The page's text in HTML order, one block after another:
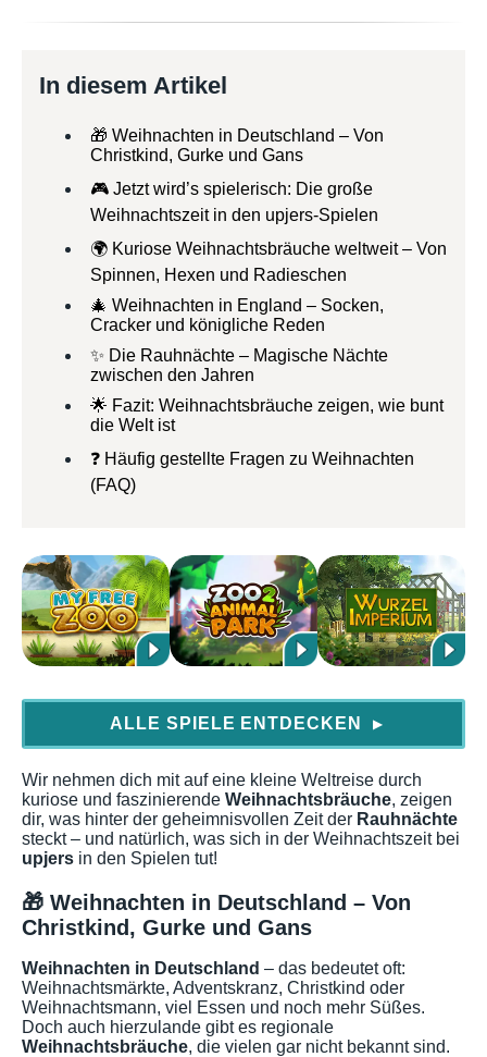
In diesem Artikel
🎁 Weihnachten in Deutschland – Von
Christkind, Gurke und Gans
🎮 Jetzt wird’s spielerisch: Die große
Weihnachtszeit in den upjers-Spielen
🌍 Kuriose Weihnachtsbräuche weltweit – Von
Spinnen, Hexen und Radieschen
🎄 Weihnachten in England – Socken,
Cracker und königliche Reden
✨ Die Rauhnächte – Magische Nächte
zwischen den Jahren
🌟 Fazit: Weihnachtsbräuche zeigen, wie bunt
die Welt ist
❓ Häufig gestellte Fragen zu Weihnachten
(FAQ)
ALLE SPIELE ENTDECKEN ▶
Wir nehmen dich mit auf eine kleine Weltreise durch
kuriose und faszinierende Weihnachtsbräuche, zeigen
dir, was hinter der geheimnisvollen Zeit der Rauhnächte
steckt – und natürlich, was sich in der Weihnachtszeit bei
upjers in den Spielen tut!
🎁 Weihnachten in Deutschland – Von
Christkind, Gurke und Gans
Weihnachten in Deutschland – das bedeutet oft:
Weihnachtsmärkte, Adventskranz, Christkind oder
Weihnachtsmann, viel Essen und noch mehr Süßes.
Doch auch hierzulande gibt es regionale
Weihnachtsbräuche, die vielen gar nicht bekannt sind.